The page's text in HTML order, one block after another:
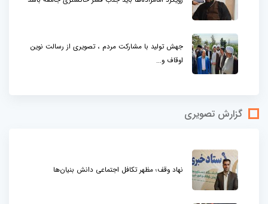
جهش تولید با مشارکت مردم ، تصویری از رسالت نوین
اوقاف و...
گزارش تصویری
نهاد وقف؛ مظهر تکافل اجتماعی دانش بنیان‌ها